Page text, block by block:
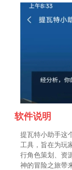
软件说明
提瓦特小助手这
工具，旨在为玩
行角色策划、资
神的冒险之旅带